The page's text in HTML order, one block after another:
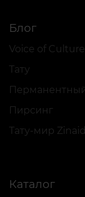
Блог
Тату
Пирсинг
Каталог